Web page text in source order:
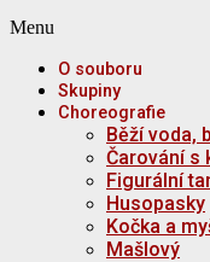
Menu
O souboru
Skupiny
Choreografie
Běží voda,
Čarování s
Figurální
Husopasky
Kočka a
Mašlový